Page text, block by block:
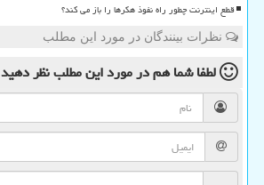
قطع اینترنت چطور راه نفوذ هکرها را باز می کند؟
نظرات بینندگان در مورد این مطلب
لطفا شما همدر مورد این مطلبنظر دهید